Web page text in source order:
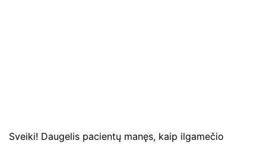
Sveiki! Daugelis pacientų manęs, kaip ilgamečio